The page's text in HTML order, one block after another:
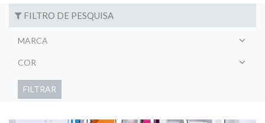
FILTRO DE PESQUISA
MARCA
COR
FILTRAR